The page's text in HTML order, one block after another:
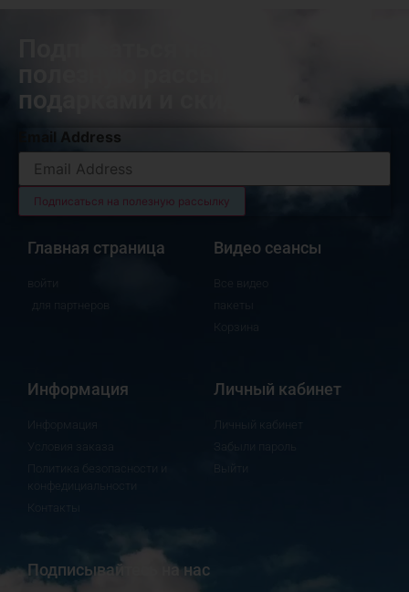
полезную рассылку с
подарками и скидками
Email Address
Главная страница Видео сеансы
Информация
Информация
Условия заказа
Личный кабинет
Личный кабинет
Подписывайтесь на нас